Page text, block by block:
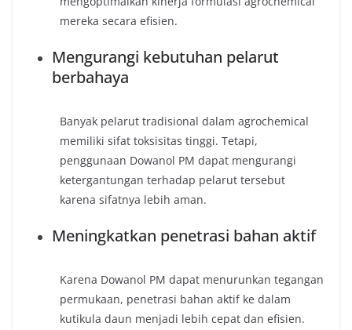
mereka secara efisien.
Mengurangi kebutuhan pelarut
berbahaya
Banyak pelarut tradisional dalam agrochemical
memiliki sifat toksisitas tinggi. Tetapi,
penggunaan Dowanol PM dapat mengurangi
ketergantungan terhadap pelarut tersebut
karena sifatnya lebih aman.
Meningkatkan penetrasi bahan aktif
Karena Dowanol PM dapat menurunkan tegangan
permukaan, penetrasi bahan aktif ke dalam
kutikula daun menjadi lebih cepat dan efisien.